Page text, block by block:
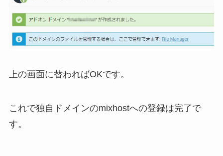
上の画面に替わればOKです。
これで独自ドメインのmixhostへの登録は完了で
す。